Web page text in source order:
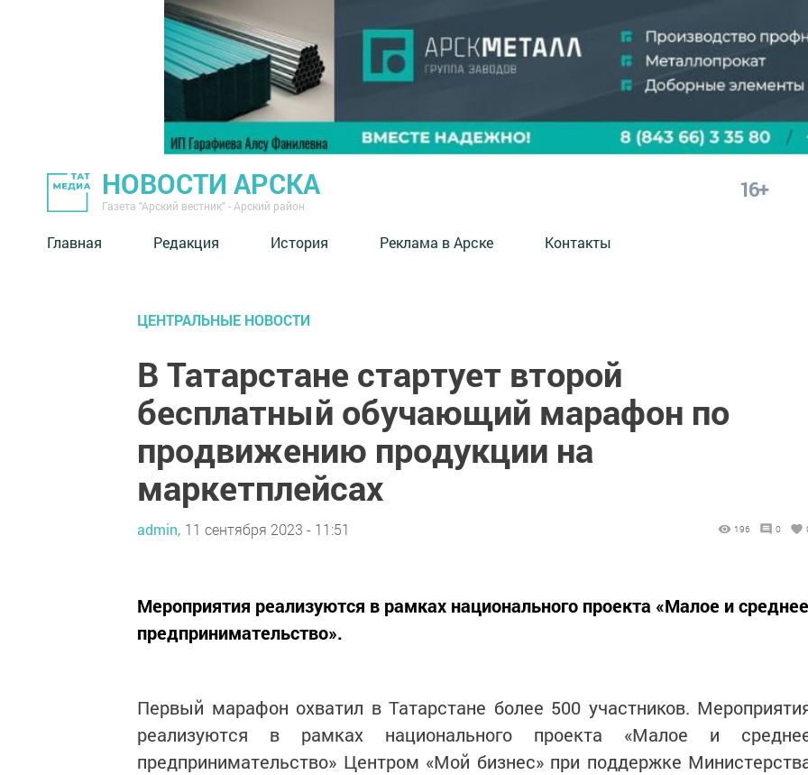
НОВОСТИ АРСКА
Газета "Арский вестник" - Арский район
16+
Главная Редакция История Реклама в Арске Контакты
ЦЕНТРАЛЬНЫЕ НОВОСТИ
В Татарстане стартует второй
бесплатный обучающий марафон по
продвижению продукции на
маркетплейсах
admin, 11 сентября 2023 - 11:51 196 0
Мероприятия реализуются в рамках национального проекта «Малое и среднее
предпринимательство».
Первый марафон охватил в Татарстане более 500 участников.
реализуются в рамках национального проекта «Малое и
предпринимательство» Центром «Мой бизнес» при поддержке